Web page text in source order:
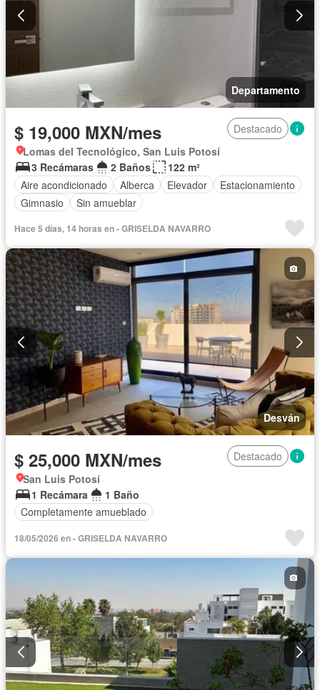
Departamento
$ 19,000 MXN/mes
Destacado
Lomas del Tecnológico, San Luis Potosí
3 Recámaras
2 Baños
122 m²
Aire acondicionado
Alberca Elevador
Estacionamiento
Gimnasio
Sin amueblar
Hace 5 días, 14 horas en - GRISELDA NAVARRO
Desván
$ 25,000 MXN/mes
Destacado
San Luis Potosí
1 Recámara
1 Baño
Completamente amueblado
18/05/2026 en - GRISELDA NAVARRO